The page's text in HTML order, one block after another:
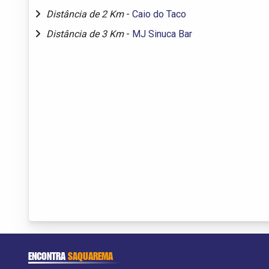
Distância de 2 Km - Caio do Taco
Distância de 3 Km - MJ Sinuca Bar
ENCONTRASAQUAREMA